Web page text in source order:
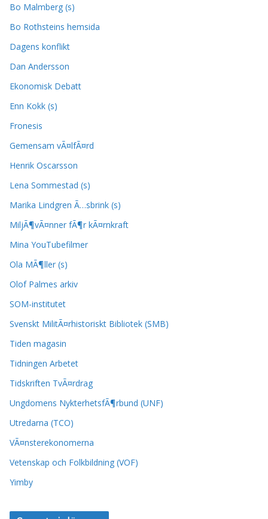
Bo Malmberg (s)
Bo Rothsteins hemsida
Dagens konflikt
Dan Andersson
Ekonomisk Debatt
Enn Kokk (s)
Fronesis
Gemensam vÃ¤lfÃ¤rd
Henrik Oscarsson
Lena Sommestad (s)
Marika Lindgren Ã…sbrink (s)
MiljÃ¶vÃ¤nner fÃ¶r kÃ¤rnkraft
Mina YouTubefilmer
Ola MÃ¶ller (s)
Olof Palmes arkiv
SOM-institutet
Svenskt MilitÃ¤rhistoriskt Bibliotek (SMB)
Tiden magasin
Tidningen Arbetet
Tidskriften TvÃ¤rdrag
Ungdomens NykterhetsfÃ¶rbund (UNF)
Utredarna (TCO)
VÃ¤nsterekonomerna
Vetenskap och Folkbildning (VOF)
Yimby